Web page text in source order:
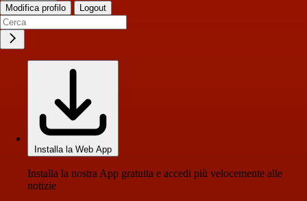
Modifica profilo Logout
Installa la Web App
Installa la nostra App gratuita e accedi più velocemente alle
notizie